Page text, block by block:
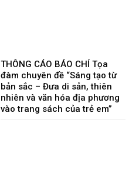
THÔNG CÁO BÁO CHÍ Tọa
đàm chuyên đề “Sáng tạo từ
bản sắc – Đưa di sản, thiên
nhiên và văn hóa địa phương
vào trang sách của trẻ em”